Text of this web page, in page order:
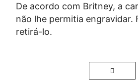
De acordo com Britney, a
não lhe permitia engravidar.
retirá-lo.